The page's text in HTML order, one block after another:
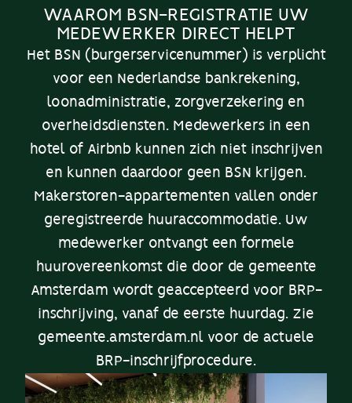
WAAROM BSN-REGISTRATIE UW
MEDEWERKER DIRECT HELPT
Het BSN (burgerservicenummer) is verplicht
voor een Nederlandse bankrekening,
loonadministratie, zorgverzekering en
overheidsdiensten. Medewerkers in een
hotel of Airbnb kunnen zich niet inschrijven
en kunnen daardoor geen BSN krijgen.
Makerstoren-appartementen vallen onder
geregistreerde huuraccommodatie. Uw
medewerker ontvangt een formele
huurovereenkomst die door de gemeente
Amsterdam wordt geaccepteerd voor BRP-
inschrijving, vanaf de eerste huurdag. Zie
gemeente.amsterdam.nl voor de actuele
BRP-inschrijfprocedure.